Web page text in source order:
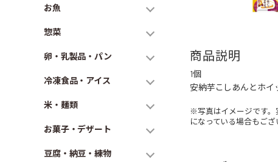
お魚
惣菜
卵・乳製品・パン
冷凍食品・アイス
米・麺類
お菓子・デザート
豆腐・納豆・練物
商品説明
1個
安納芋こしあんとホイ
※写真はイメージです。
になっている場合もご